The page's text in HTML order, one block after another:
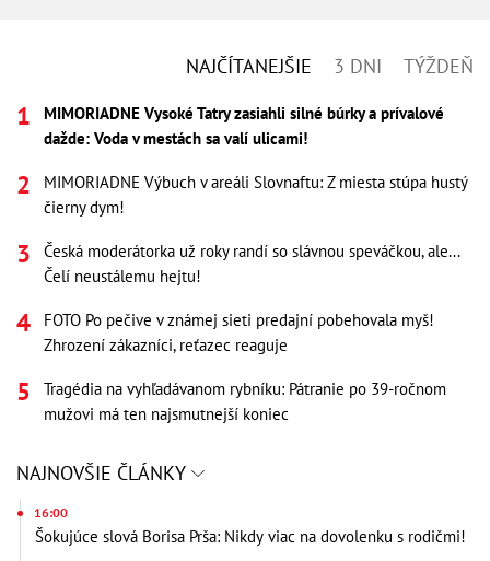
NAJČÍTANEJŠIE 3 DNI TÝŽDEŇ
MIMORIADNE Vysoké Tatry zasiahli silné búrky a prívalové
dažde: Voda v mestách sa valí ulicami!
MIMORIADNE Výbuch v areáli Slovnaftu: Z miesta stúpa hustý
čierny dym!
Česká moderátorka už roky randí so slávnou speváčkou, ale...
Čelí neustálemu hejtu!
FOTO Po pečive v známej sieti predajní pobehovala myš!
Zhrození zákazníci, reťazec reaguje
Tragédia na vyhľadávanom rybníku: Pátranie po 39-ročnom
mužovi má ten najsmutnejší koniec
NAJNOVŠIE ČLÁNKY
16:00
Šokujúce slová Borisa Prša: Nikdy viac na dovolenku s rodičmi!